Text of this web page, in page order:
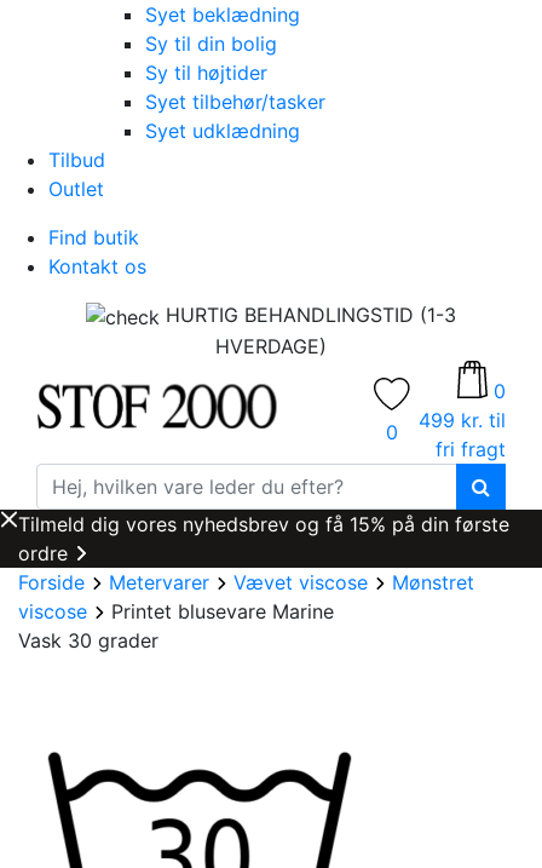
Syet beklædning
Sy til din bolig
Sy til højtider
Syet tilbehør/tasker
Syet udklædning
Tilbud
Outlet
Find butik
Kontakt os
HURTIG BEHANDLINGSTID (1-3
HVERDAGE)
0
0
499 kr. til
fri fragt
Tilmeld dig vores nyhedsbrev og få 15% på din første
ordre
Forside
Metervarer Vævet viscose
Mønstret
viscose
Printet blusevare Marine
Vask 30 grader